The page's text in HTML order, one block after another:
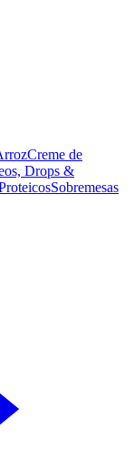
Creme de
Drops &
Sobremesas